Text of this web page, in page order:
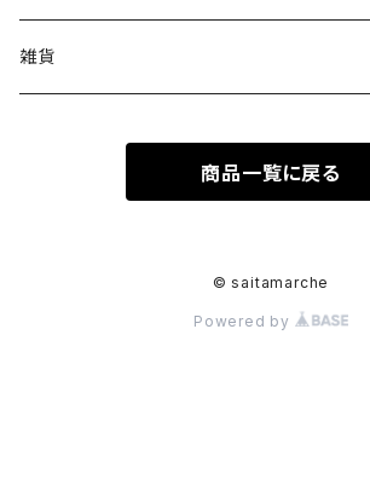
木
Tシャツ
雑貨
ステッカーシール
商品一覧に戻る
© saitamarche
Powered by